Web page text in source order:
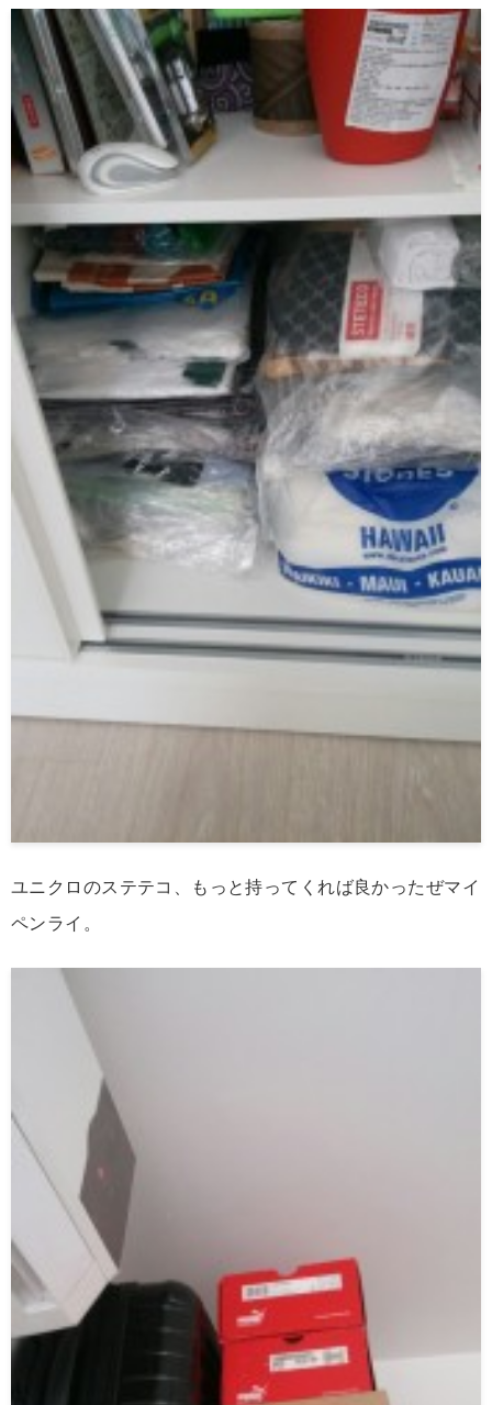
ユニクロのステテコ、もっと持ってくれば良かったぜマイ
ペンライ。